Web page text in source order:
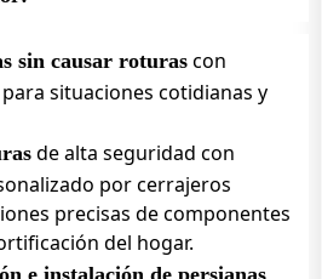
sin causar roturas con
situaciones cotidianas y
de alta seguridad con
por cerrajeros
precisas de componentes
del hogar.
e instalación de persianas